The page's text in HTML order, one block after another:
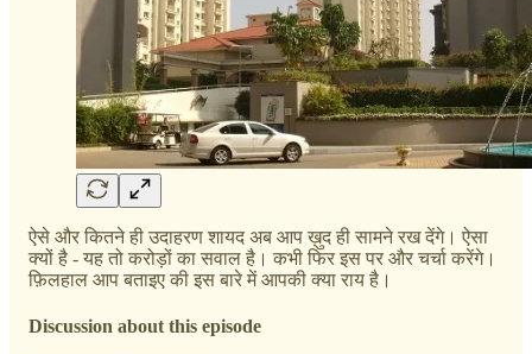
ऐसे और कितने ही उदाहरण शायद अब आप ख़ुद ही सामने रख देंगे। ऐसा
क्यों है - यह तो करोड़ों का सवाल है। कभी फिर इस पर और चर्चा करेंगे।
फ़िलहाल आप बताइए की इस बारे में आपकी क्या राय है।
Discussion about this episode